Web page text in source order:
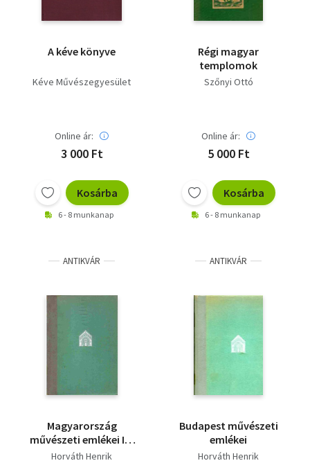
A kéve könyve
Kéve Művészegyesület
Online ár:
3 000 Ft
Kosárba
6 - 8 munkanap
Régi magyar
templomok
Szőnyi Ottó
Online ár:
5 000 Ft
Kosárba
6 - 8 munkanap
ANTIKVÁR
Magyarország
művészeti emlékei II.-
Budapest művészeti
Horváth Henrik
ANTIKVÁR
Budapest művészeti
emlékei
Horváth Henrik